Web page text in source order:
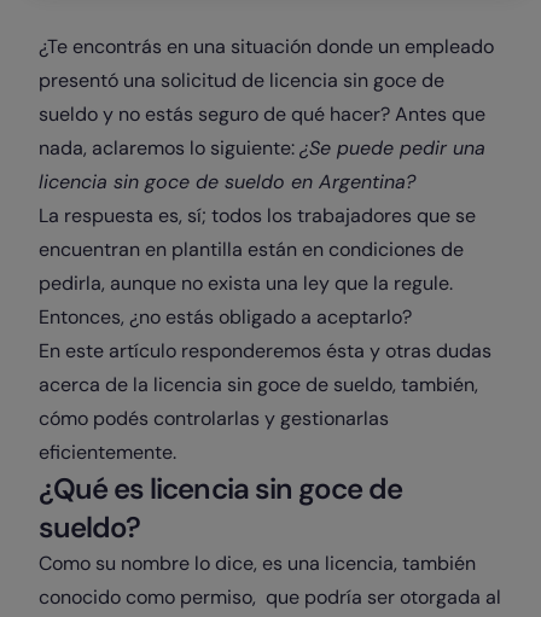
¿Te encontrás en una situación donde un empleado
presentó una solicitud de licencia sin goce de
sueldoy no estás seguro de qué hacer? Antes que
nada, aclaremos lo siguiente:¿Se puede pedir una
licencia sin goce de sueldo en Argentina?
La respuesta es, sí; todos los trabajadores que se
encuentran en plantilla están en condiciones de
pedirla, aunque no exista una ley que la regule.
Entonces, ¿no estás obligado a aceptarlo?
En este artículo responderemos ésta y otras dudas
acerca de la licencia sin goce de sueldo, también,
cómo podés controlarlas y gestionarlas
eficientemente.
¿Qué es licencia sin goce de
sueldo?
Como su nombre lo dice, es una licencia, también
conocido como permiso, que podría ser otorgada al